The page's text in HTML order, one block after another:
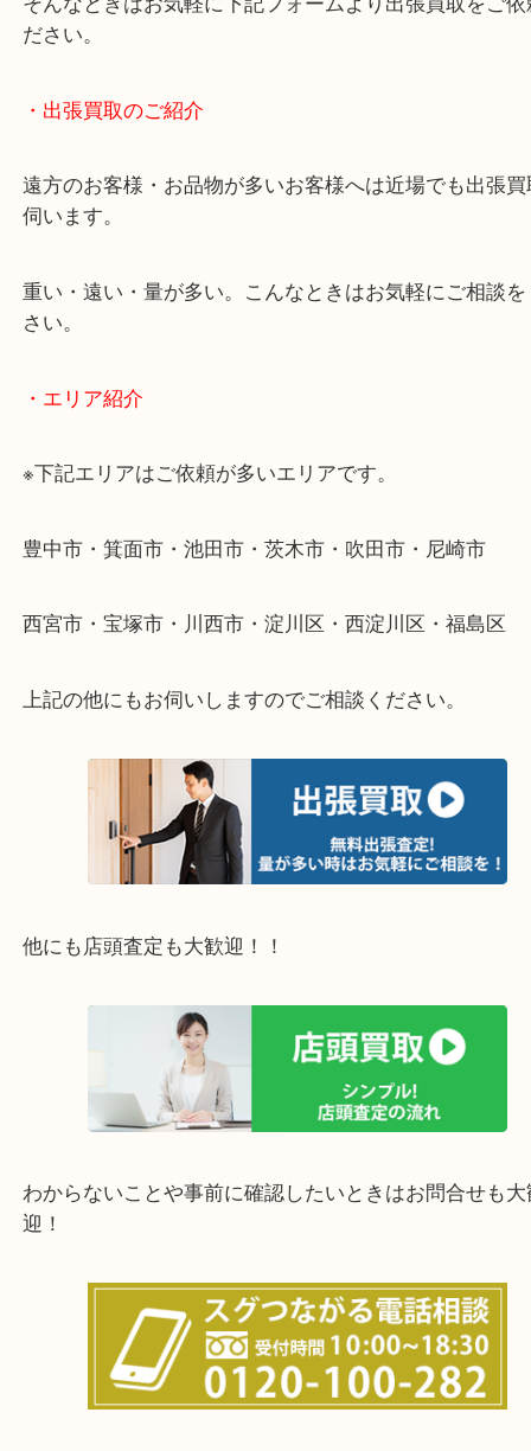
物を整理するケースは年々増加しています。
当店ではそういったお困りの方からのご依頼も大歓
使わないものを売りたいけど値段がつくかわから
そんなときはお気軽に下記フォームより出張買取を
ださい。
・出張買取のご紹介
遠方のお客様・お品物が多いお客様へは近場でも出
さい。
・エリア紹介
※下記エリアはご依頼が多いエリアです。
豊中市・箕面市・池田市・茨木市・吹田市・尼崎市
西宮市・宝塚市・川西市・淀川区・西淀川区・福島
上記の他にもお伺いしますのでご相談ください。
他にも店頭査定も大歓迎！！